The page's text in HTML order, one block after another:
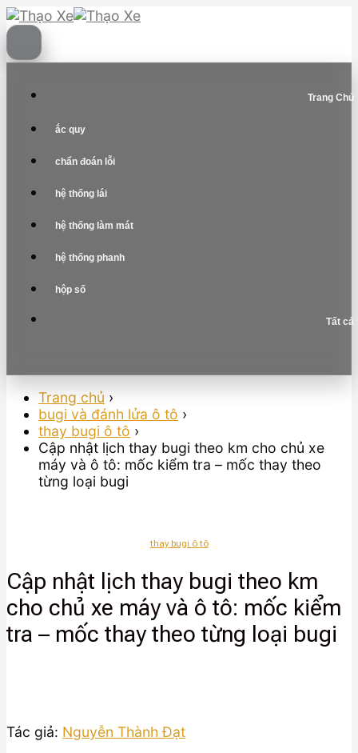
Skip
to
content
Trang Chủ
ắc quy
chẩn đoán lỗi
hệ thống lái
hệ thống làm mát
hệ thống phanh
hộp số
Tất cả
Trang chủ ›
bugi và đánh lửa ô tô ›
thay bugi ô tô ›
Cập nhật lịch thay bugi theo km cho chủ xe
máy và ô tô: mốc kiểm tra – mốc thay theo
từng loại bugi
thay bugi ô tô
Cập nhật lịch thay bugi theo km
cho chủ xe máy và ô tô: mốc kiểm
tra – mốc thay theo từng loại bugi
Tác giả: Nguyễn Thành Đạt